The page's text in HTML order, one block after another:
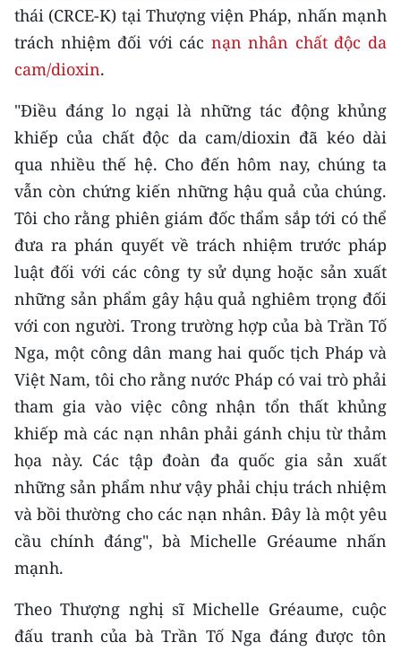
thái (CRCE-K) tại Thượng viện Pháp, nhấn mạnh
trách nhiệm đối với các nạn nhân chất độc da
cam/dioxin.
"Điều đáng lo ngại là những tác động khủng
khiếp của chất độc da cam/dioxin đã kéo dài
qua nhiều thế hệ. Cho đến hôm nay, chúng ta
vẫn còn chứng kiến những hậu quả của chúng.
Tôi cho rằng phiên giám đốc thẩm sắp tới có thể
đưa ra phán quyết về trách nhiệm trước pháp
luật đối với các công ty sử dụng hoặc sản xuất
những sản phẩm gây hậu quả nghiêm trọng đối
với con người. Trong trường hợp của bà Trần Tố
Nga, một công dân mang hai quốc tịch Pháp và
Việt Nam, tôi cho rằng nước Pháp có vai trò phải
tham gia vào việc công nhận tổn thất khủng
khiếp mà các nạn nhân phải gánh chịu từ thảm
họa này. Các tập đoàn đa quốc gia sản xuất
những sản phẩm như vậy phải chịu trách nhiệm
và bồi thường cho các nạn nhân. Đây là một yêu
cầu chính đáng", bà Michelle Gréaume nhấn
mạnh.
Theo Thượng nghị sĩ Michelle Gréaume, cuộc
đấu tranh của bà Trần Tố Nga đáng được tôn